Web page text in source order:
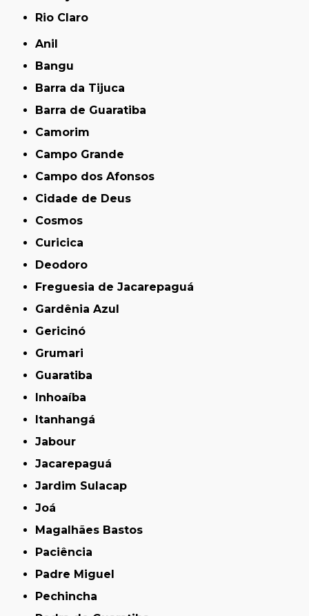
Rio Claro
Anil
Bangu
Barra da Tijuca
Barra de Guaratiba
Camorim
Campo Grande
Campo dos Afonsos
Cidade de Deus
Cosmos
Curicica
Deodoro
Freguesia de Jacarepaguá
Gardênia Azul
Gericinó
Grumari
Guaratiba
Inhoaíba
Itanhangá
Jabour
Jacarepaguá
Jardim Sulacap
Joá
Magalhães Bastos
Paciência
Padre Miguel
Pechincha